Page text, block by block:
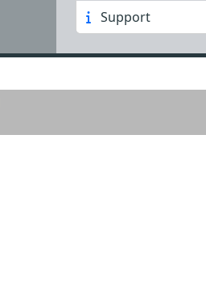
Support